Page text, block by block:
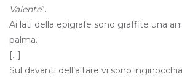
Valente”.
Ai lati della epigrafe sono graffite una
palma.
[…]
Sul davanti dell’altare vi sono